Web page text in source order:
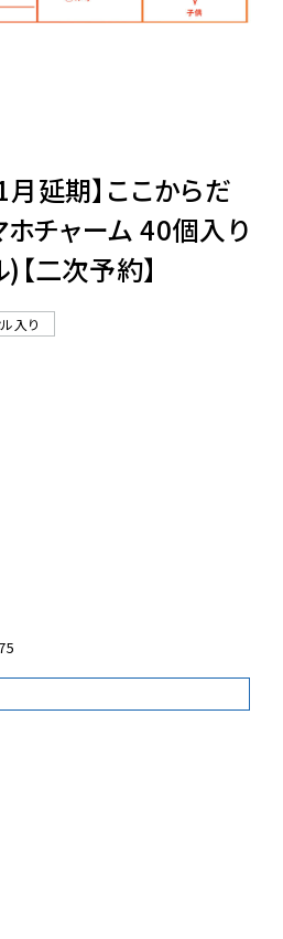
7659
月延期】ここからだ
ホチャーム 40個入り
二次予約】
入り